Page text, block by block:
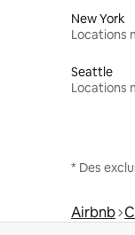
New York
Seattle
* Des
Airbnb